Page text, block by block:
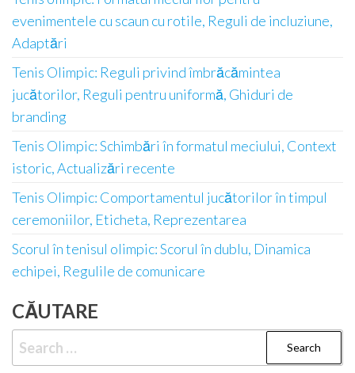
evenimentele cu scaun cu rotile, Reguli de incluziune,
Adaptări
Tenis Olimpic: Reguli privind îmbrăcămintea
jucătorilor, Reguli pentru uniformă, Ghiduri de
branding
Tenis Olimpic: Schimbări în formatul meciului, Context
istoric, Actualizări recente
Tenis Olimpic: Comportamentul jucătorilor în timpul
ceremoniilor, Eticheta, Reprezentarea
Scorul în tenisul olimpic: Scorul în dublu, Dinamica
echipei, Regulile de comunicare
CĂUTARE
Search
for: